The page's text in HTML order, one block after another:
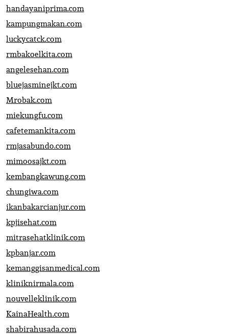
handayaniprima.com
kampungmakan.com
luckycatck.com
rmbakoelkita.com
angelesehan.com
bluejasminejkt.com
Mrobak.com
miekungfu.com
cafetemankita.com
rmjasabundo.com
mimoosajkt.com
kembangkawung.com
chungiwa.com
ikanbakarcianjur.com
kpjisehat.com
mitrasehatklinik.com
kpbanjar.com
kemanggisanmedical.com
kliniknirmala.com
nouvelleklinik.com
KainaHealth.com
shabirahusada.com